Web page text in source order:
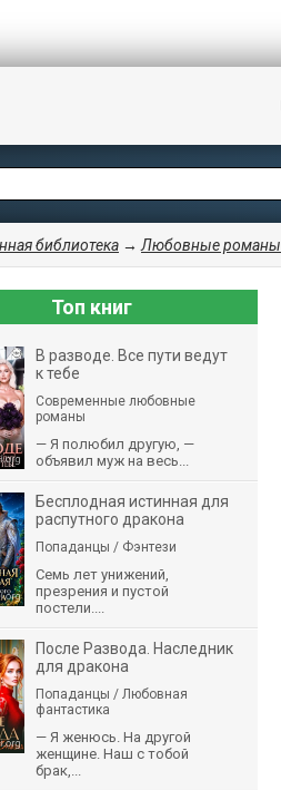
библиотека → Любовные романы
Топ книг
В разводе. Все пути ведут
к тебе
Современные любовные
романы
— Я полюбил другую, —
объявил муж на весь...
Бесплодная истинная для
распутного дракона
Попаданцы / Фэнтези
Семь лет унижений,
презрения и пустой
постели....
После Развода. Наследник
для дракона
Попаданцы / Любовная
фантастика
— Я женюсь. На другой
женщине. Наш с тобой
брак,...